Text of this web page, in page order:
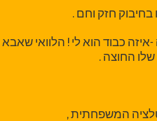
חזק וחם .
כבוד הוא לי ! הלוואי
החוצה .
המשפחתית ,